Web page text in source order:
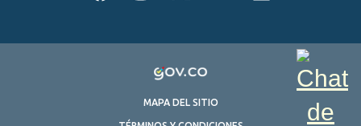
MAPA DEL SITIO